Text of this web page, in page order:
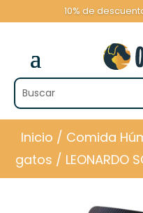
10% de
Inicio / Comida
gatos / LEONARDO